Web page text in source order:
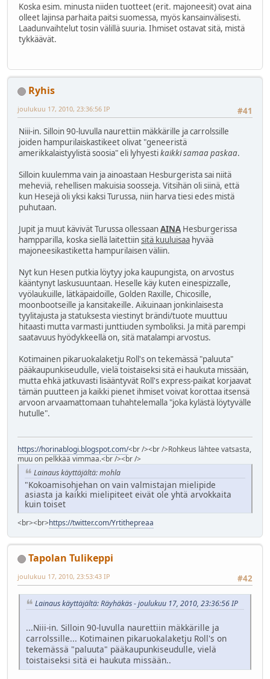
Koska esim. minusta niiden tuotteet (erit. majoneesit) ovat aina
olleet lajinsa parhaita paitsi suomessa, myös kansainvälisesti.
Laadunvaihtelut tosin välillä suuria. Ihmiset ostavat sitä, mistä
tykkäävät.
Ryhis
#41
joulukuu 17, 2010, 23:36:56 IP
Niii-in. Silloin 90-luvulla naurettiin mäkkärille ja carrolssille
joiden hampurilaiskastikeet olivat "geneeristä
amerikkalaistyylistä soosia" eli lyhyestikaikki samaa paskaa.
Silloin kuulemma vain ja ainoastaan Hesburgerista sai niitä
meheviä, rehellisen makuisia soosseja. Vitsihän oli siinä, että
kun Hesejä oli yksi kaksi Turussa, niin harva tiesi edes mistä
puhutaan.
Jupit ja muut kävivät Turussa ollessaanAINA Hesburgerissa
hampparilla, koska siellä laitettiinsitä kuuluisaa hyvää
majoneesikastiketta hampurilaisen väliin.
Nyt kun Hesen putkia löytyy joka kaupungista, on arvostus
kääntynyt laskusuuntaan. Heselle käy kuten einespizzalle,
vyölaukuille, lätkäpaidoille, Golden Raxille, Chicosille,
moonbootseille ja kansitakeille. Aikuinaan jonkinlaisesta
tyylitajusta ja statuksesta viestinyt brändi/tuote muuttuu
hitaasti mutta varmasti junttiuden symboliksi. Ja mitä parempi
saatavuus hyödykkeellä on, sitä matalampi arvostus.
Kotimainen pikaruokalaketju Roll's on tekemässä "paluuta"
pääkaupunkiseudulle, vielä toistaiseksi sitä ei haukuta missään,
mutta ehkä jatkuvasti lisääntyvät Roll's express-paikat korjaavat
tämän puutteen ja kaikki pienet ihmiset voivat korottaa itsensä
arvoon arvaamattomaan tuhahtelemalla "joka kylästä löytyvälle
hutulle".
https://horinablogi.blogspot.com/<br /><br />Rohkeus lähtee vatsasta,
muu on pelkkää vimmaa.<br /><br />
Lainaus käyttäjältä: mohla
"Kokoamisohjehan on vain valmistajan mielipide
asiasta ja kaikki mielipiteet eivät ole yhtä arvokkaita
kuin toiset
<br><br>https://twitter.com/Yrtithepreaa
Tapolan Tulikeppi
#42
joulukuu 17, 2010, 23:53:43 IP
Lainaus käyttäjältä: Räyhäkäs - joulukuu 17, 2010, 23:36:56 IP
...Niii-in. Silloin 90-luvulla naurettiin mäkkärille ja
carrolssille... Kotimainen pikaruokalaketju Roll's on
tekemässä "paluuta" pääkaupunkiseudulle, vielä
toistaiseksi sitä ei haukuta missään..